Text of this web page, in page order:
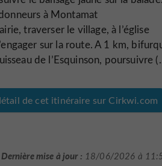
à Montamat
traverser le village, à l’église
sur la route. A 1 km,
de l’Esquinson, poursuivre
de cet itinéraire sur Cirkwi.com
Dernière mise à jour : 18/06/2026 à